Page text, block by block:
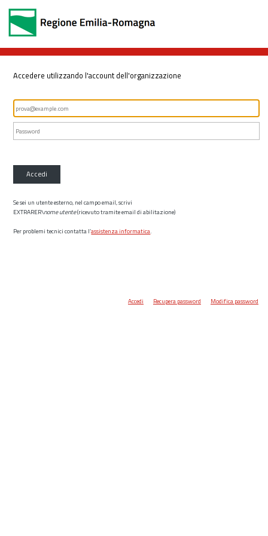
Accedere utilizzando l'account dell'organizzazione
Accedi
Se sei un utente esterno, nel campo email, scrivi
EXTRARER\nome utente(ricevuto tramite email di abilitazione)
Per problemi tecnici contatta l’assistenza informatica.
Accedi Recupera password Modifica password